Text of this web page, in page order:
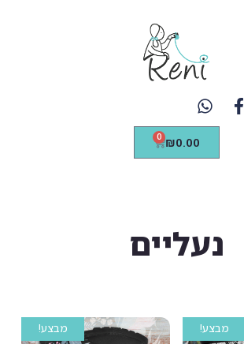
₪0.00
0
נעליים
מבצע! מבצע!